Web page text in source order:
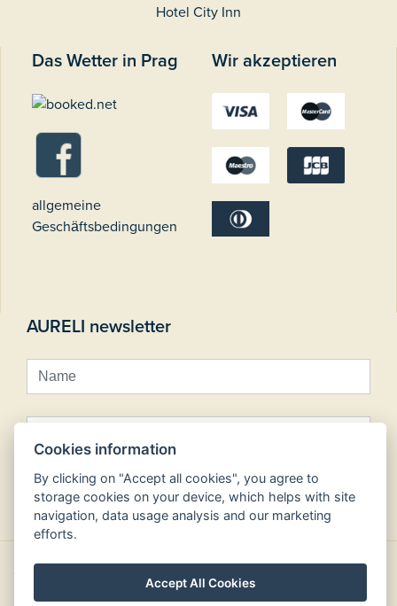
Hotel City Inn
Das Wetter in Prag
allgemeine
Geschäftsbedingungen
Wir akzeptieren
AURELI newsletter
Anmelden zur Abnahme
Copyright © Aureli hotels 2026
design by
Cookies information
By clicking on "Accept all cookies", you agree to
storage cookies on your device, which helps with site
navigation, data usage analysis and our marketing
efforts.
Accept All Cookies